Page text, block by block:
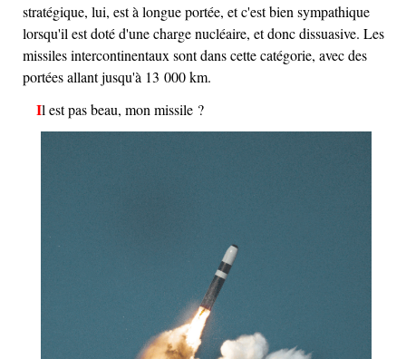
stratégique, lui, est à longue portée, et c'est bien sympathique
lorsqu'il est doté d'une charge nucléaire, et donc dissuasive. Les
missiles intercontinentaux sont dans cette catégorie, avec des
portées allant jusqu'à 13 000 km.
Il est pas beau, mon missile ?